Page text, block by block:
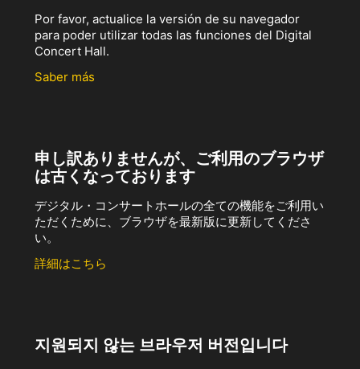
Por favor, actualice la versión de su navegador
para poder utilizar todas las funciones del Digital
Concert Hall.
Saber más
申し訳ありませんが、ご利用のブラウザ
は古くなっております
デジタル・コンサートホールの全ての機能をご利用い
ただくために、ブラウザを最新版に更新してくださ
い。
詳細はこちら
지원되지 않는 브라우저 버전입니다